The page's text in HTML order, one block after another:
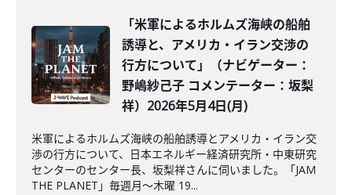
「米軍によるホルムズ海峡の船舶
誘導と、アメリカ・イラン交渉の
行方について」（ナビゲーター：
野嶋紗己子 コメンテーター：坂梨
祥）2026年5月4日(月)
米軍によるホルムズ海峡の船舶誘導とアメリカ・イラン交
渉の行方について、日本エネルギー経済研究所・中東研究
センターのセンター長、坂梨祥さんに伺いました。「JAM
THE PLANET」毎週月～木曜 19...